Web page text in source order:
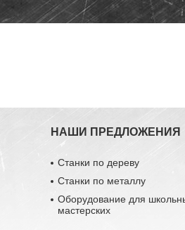
НАШИ ПРЕДЛОЖЕНИЯ
Станки по дереву
Станки по металлу
Оборудование для
мастерских